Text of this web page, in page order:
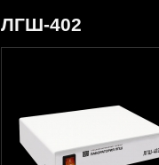
ЛГШ-402